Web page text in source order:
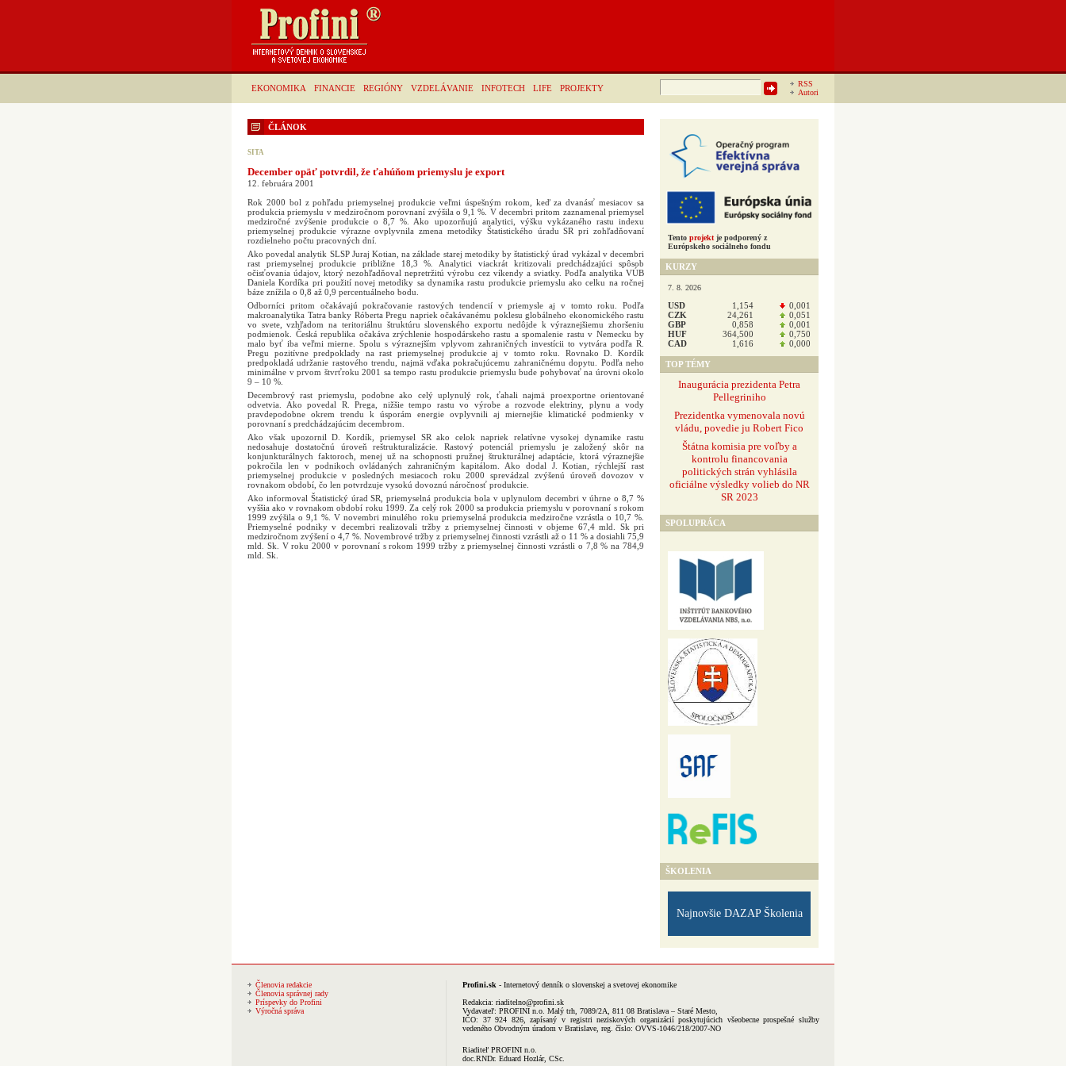
EKONOMIKA FINANCIE REGIÓNY VZDELÁVANIE INFOTECH LIFE PROJEKTY
RSS
Autori
Hľadať:
ČLÁNOK
SITA
December opäť potvrdil, že ťahúňom priemyslu je export
12. februára 2001
Rok 2000 bol z pohľadu priemyselnej produkcie veľmi úspešným rokom, keď za dvanásť mesiacov sa
produkcia priemyslu v medziročnom porovnaní zvýšila o 9,1 %. V decembri pritom zaznamenal priemysel
medziročné zvýšenie produkcie o 8,7 %. Ako upozorňujú analytici, výšku vykázaného rastu indexu
priemyselnej produkcie výrazne ovplyvnila zmena metodiky Štatistického úradu SR pri zohľadňovaní
rozdielneho počtu pracovných dní.
Ako povedal analytik SLSP Juraj Kotian, na základe starej metodiky by štatistický úrad vykázal v decembri
rast priemyselnej produkcie približne 18,3 %. Analytici viackrát kritizovali predchádzajúci spôsob
očisťovania údajov, ktorý nezohľadňoval nepretržitú výrobu cez víkendy a sviatky. Podľa analytika VÚB
Daniela Kordíka pri použití novej metodiky sa dynamika rastu produkcie priemyslu ako celku na ročnej
báze znížila o 0,8 až 0,9 percentuálneho bodu.
Odborníci pritom očakávajú pokračovanie rastových tendencií v priemysle aj v tomto roku. Podľa
makroanalytika Tatra banky Róberta Pregu napriek očakávanému poklesu globálneho ekonomického rastu
vo svete, vzhľadom na teritoriálnu štruktúru slovenského exportu nedôjde k výraznejšiemu zhoršeniu
podmienok. Česká republika očakáva zrýchlenie hospodárskeho rastu a spomalenie rastu v Nemecku by
malo byť iba veľmi mierne. Spolu s výraznejším vplyvom zahraničných investícii to vytvára podľa R.
Pregu pozitívne predpoklady na rast priemyselnej produkcie aj v tomto roku. Rovnako D. Kordík
predpokladá udržanie rastového trendu, najmä vďaka pokračujúcemu zahraničnému dopytu. Podľa neho
minimálne v prvom štvrťroku 2001 sa tempo rastu produkcie priemyslu bude pohybovať na úrovni okolo
9 – 10 %.
Decembrový rast priemyslu, podobne ako celý uplynulý rok, ťahali najmä proexportne orientované
odvetvia. Ako povedal R. Prega, nižšie tempo rastu vo výrobe a rozvode elektriny, plynu a vody
pravdepodobne okrem trendu k úsporám energie ovplyvnili aj miernejšie klimatické podmienky v
porovnaní s predchádzajúcim decembrom.
Ako však upozornil D. Kordík, priemysel SR ako celok napriek relatívne vysokej dynamike rastu
nedosahuje dostatočnú úroveň reštrukturalizácie. Rastový potenciál priemyslu je založený skôr na
konjunkturálnych faktoroch, menej už na schopnosti pružnej štrukturálnej adaptácie, ktorá výraznejšie
pokročila len v podnikoch ovládaných zahraničným kapitálom. Ako dodal J. Kotian, rýchlejší rast
priemyselnej produkcie v posledných mesiacoch roku 2000 sprevádzal zvýšenú úroveň dovozov v
rovnakom období, čo len potvrdzuje vysokú dovoznú náročnosť produkcie.
Ako informoval Štatistický úrad SR, priemyselná produkcia bola v uplynulom decembri v úhrne o 8,7 %
vyššia ako v rovnakom období roku 1999. Za celý rok 2000 sa produkcia priemyslu v porovnaní s rokom
1999 zvýšila o 9,1 %. V novembri minulého roku priemyselná produkcia medziročne vzrástla o 10,7 %.
Priemyselné podniky v decembri realizovali tržby z priemyselnej činnosti v objeme 67,4 mld. Sk pri
medziročnom zvýšení o 4,7 %. Novembrové tržby z priemyselnej činnosti vzrástli až o 11 % a dosiahli 75,9
mld. Sk. V roku 2000 v porovnaní s rokom 1999 tržby z priemyselnej činnosti vzrástli o 7,8 % na 784,9
mld. Sk.
Tento projekt je podporený z
Európskeho sociálneho fondu
KURZY
7. 8. 2026
USD 1,154
0,001
CZK
24,261
0,051
GBP
0,858
0,001
HUF
364,500
0,750
CAD
1,616 0,000
TOP TÉMY
Inaugurácia prezidenta Petra
Pellegriniho
Prezidentka vymenovala novú
vládu, povedie ju Robert Fico
Štátna komisia pre voľby a
kontrolu financovania
politických strán vyhlásila
oficiálne výsledky volieb do NR
SR 2023
SPOLUPRÁCA
ŠKOLENIA
Najnovšie DAZAP Školenia
Členovia redakcie
Členovia správnej rady
Príspevky do Profini
Výročná správa
Profini.sk - Internetový denník o slovenskej a svetovej ekonomike
Redakcia: riaditelno@profini.sk
Vydavateľ: PROFINI n.o. Malý trh, 7089/2A, 811 08 Bratislava – Staré Mesto,
IČO: 37 924 826, zapísaný v registri neziskových organizácií poskytujúcich všeobecne prospešné služby
vedeného Obvodným úradom v Bratislave, reg. číslo: OVVS-1046/218/2007-NO
Riaditeľ PROFINI n.o.
doc.RNDr. Eduard Hozlár, CSc.